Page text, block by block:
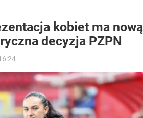
kobiet ma nową
decyzja PZPN